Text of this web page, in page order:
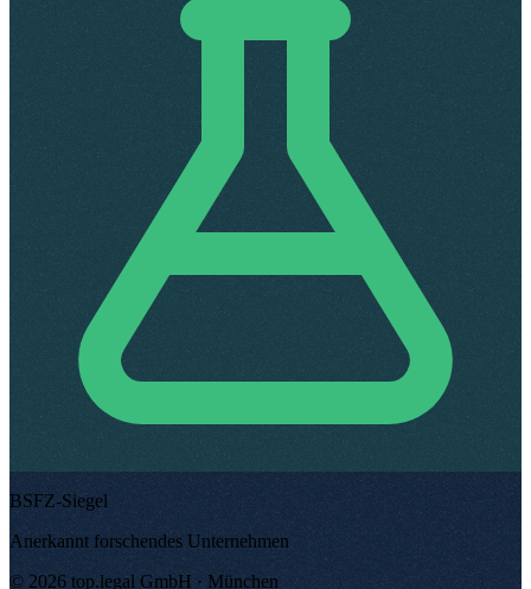
BSFZ-Siegel
Anerkannt forschendes Unternehmen
© 2026 top.legal GmbH · München